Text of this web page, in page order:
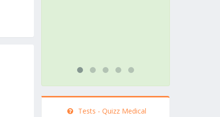
Tests - Quizz Medical